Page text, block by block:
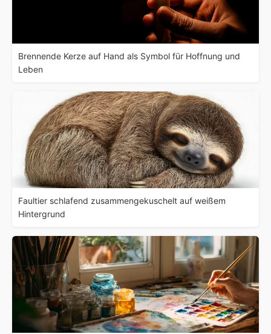
Brennende Kerze auf Hand als Symbol für Hoffnung und
Leben
Faultier schlafend zusammengekuschelt auf weißem
Hintergrund